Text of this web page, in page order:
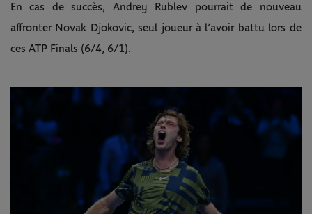
En cas de succès, Andrey Rublev pourrait de nouveau
affronter Novak Djokovic, seul joueur à l’avoir battu lors de
ces ATP Finals (6/4, 6/1).